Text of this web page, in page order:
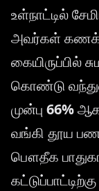
உள்நாட்டில்
அவர்கள்
கையிருப்பில்
கொண்டு
முன்பு 66%ஆக
வங்கி தூய
பௌதீக